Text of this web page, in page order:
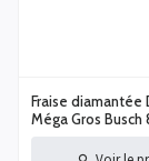
Fraise diamantée
Méga Gros Busch 8mm
épaisses